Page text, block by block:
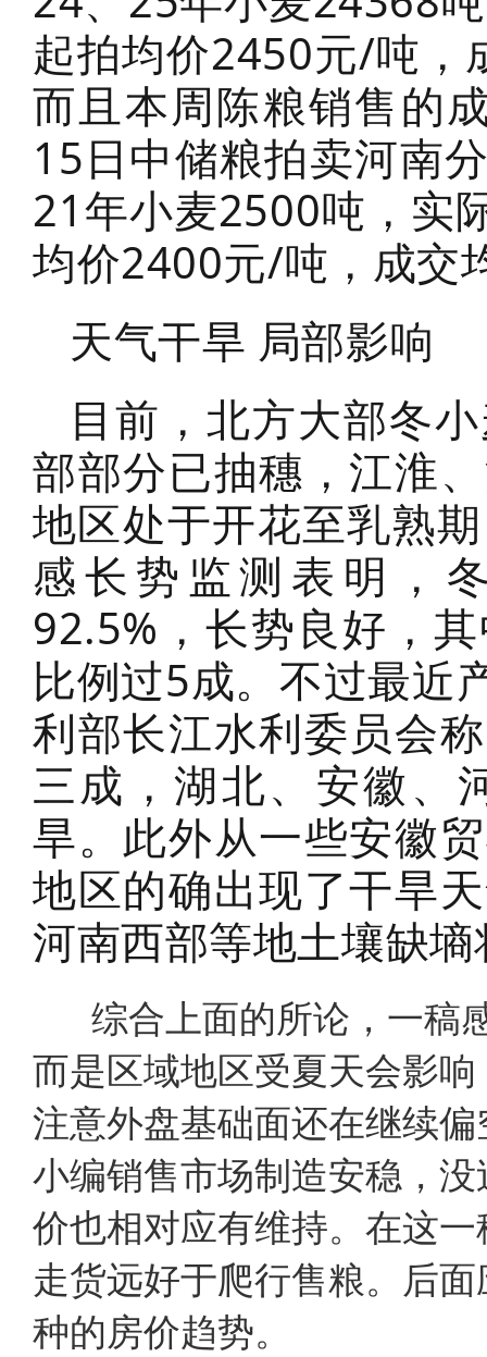
起拍均价2450元/吨
而且本周陈粮销售的
15日中储粮拍卖河南
21年小麦2500吨，实
均价2400元/吨，成交
天气干旱 局部影响
目前，北方大部冬
部部分已抽穗，江淮
地区处于开花至乳熟
感长势监测表明，
92.5%，长势良好，
比例过5成。不过最近
利部长江水利委员会
三成，湖北、安徽、
旱。此外从一些安徽
地区的确出现了干旱
河南西部等地土壤缺
综合上面的所论，一稿
而是区域地区受夏天会影
注意外盘基础面还在继续
小编销售市场制造安稳，
价也相对应有维持。在这
走货远好于爬行售粮。后
种的房价趋势。